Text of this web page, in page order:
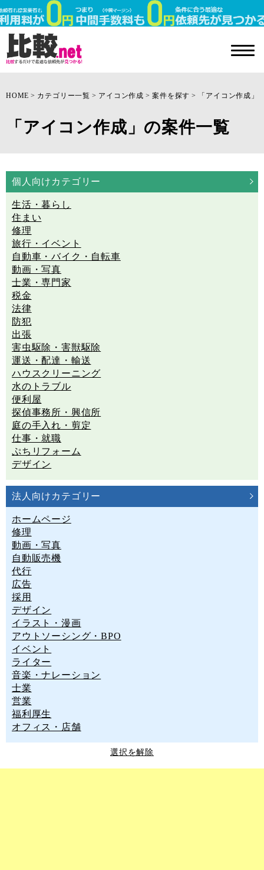
HOME カテゴリー一覧 アイコン作成 案件を探す 「アイコン作成」
「アイコン作成」の案件一覧
個人向けカテゴリー
生活・暮らし
住まい
修理
旅行・イベント
自動車・バイク・自転車
動画・写真
士業・専門家
税金
法律
防犯
出張
害虫駆除・害獣駆除
運送・配達・輸送
ハウスクリーニング
水のトラブル
便利屋
探偵事務所・興信所
庭の手入れ・剪定
仕事・就職
ぷちリフォーム
デザイン
法人向けカテゴリー
ホームページ
修理
動画・写真
自動販売機
代行
広告
採用
デザイン
イラスト・漫画
アウトソーシング・BPO
イベント
ライター
音楽・ナレーション
士業
営業
福利厚生
オフィス・店舗
選択を解除